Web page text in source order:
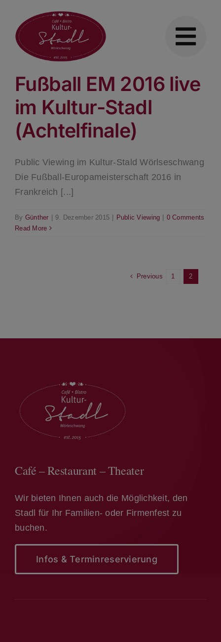
content
Fußball EM 2016 live
im Kultur-Stadl
(Achtelfinale)
Public Viewing im Kultur-Stald Wörlseschwang
Die Fußball-Europameisterschaft 2016 in
Frankreich [...]
By Günther 9. Dezember 2015 Public Viewing
0 Comments
Read More
Previous 1 2
Café – Restaurant – Theater
Wir bieten Ihnen auch die Möglichkeit, den
Stadl für Ihr Familien- oder Firmenfest zu
buchen.
Infos & Terminreservierung